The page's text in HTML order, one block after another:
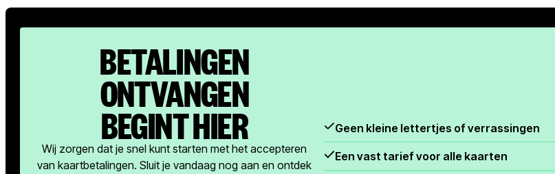
BETALINGEN
ONTVANGEN
BEGINT HIER
Wij zorgen dat je snel kunt starten met het accepteren
van kaartbetalingen. Sluit je vandaag nog aan en ontdek
Geen kleine lettertjes of verrassingen
Een vast tarief voor alle kaarten